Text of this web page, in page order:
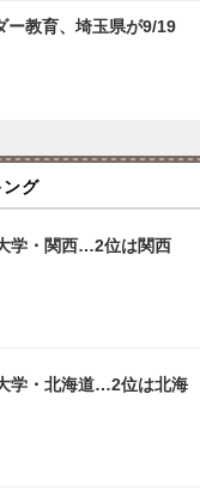
ー教育、埼玉県が9/19
ング
学・関西…2位は関西
学・北海道…2位は北海